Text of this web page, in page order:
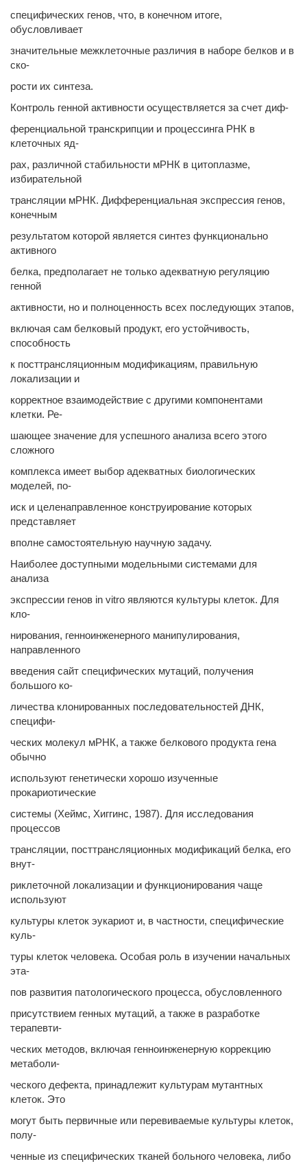
специфических генов, что, в конечном итоге,
обусловливает
значительные межклеточные различия в наборе белков и в
ско-
рости их синтеза.
Контроль генной активности осуществляется за счет диф-
ференциальной транскрипции и процессинга РНК в
клеточных яд-
рах, различной стабильности мРНК в цитоплазме,
избирательной
трансляции мРНК. Дифференциальная экспрессия генов,
конечным
результатом которой является синтез функционально
активного
белка, предполагает не только адекватную регуляцию
генной
активности, но и полноценность всех последующих этапов,
включая сам белковый продукт, его устойчивость,
способность
к посттрансляционным модификациям, правильную
локализации и
корректное взаимодействие с другими компонентами
клетки. Ре-
шающее значение для успешного анализа всего этого
сложного
комплекса имеет выбор адекватных биологических
моделей, по-
иск и целенаправленное конструирование которых
представляет
вполне самостоятельную научную задачу.
Наиболее доступными модельными системами для
анализа
экспрессии генов in vitro являются культуры клеток. Для
кло-
нирования, генноинженерного манипулирования,
направленного
введения сайт специфических мутаций, получения
большого ко-
личества клонированных последовательностей ДНК,
специфи-
ческих молекул мРНК, а также белкового продукта гена
обычно
используют генетически хорошо изученные
прокариотические
системы (Хеймс, Хиггинс, 1987). Для исследования
процессов
трансляции, посттрансляционных модификаций белка, его
внут-
риклеточной локализации и функционирования чаще
используют
культуры клеток эукариот и, в частности, специфические
куль-
туры клеток человека. Особая роль в изучении начальных
эта-
пов развития патологического процесса, обусловленного
присутствием генных мутаций, а также в разработке
терапевти-
ческих методов, включая генноинженерную коррекцию
метаболи-
ческого дефекта, принадлежит культурам мутантных
клеток. Это
могут быть первичные или перевиваемые культуры клеток,
полу-
ченные из специфических тканей больного человека, либо